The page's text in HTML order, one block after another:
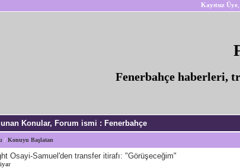
Kayıtsız Üye
Fenerbahçe haberleri,
Konular, Forum ismi : Fenerbahçe
/Konuyu Başlatan
Osayi-Samuel'den transfer itirafı: "Görüşeceğim"